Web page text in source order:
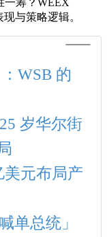
与策略逻辑。
WSB 的
岁华尔街
元布局产
单总统」